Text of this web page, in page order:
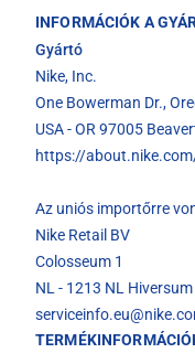
INFORMÁCIÓK A
Gyártó
Nike, Inc.
One Bowerman Dr.,
USA - OR 97005
https://
Az uniós importőrre
Nike Retail BV
Colosseum 1
NL - 1213 NL Hiversum